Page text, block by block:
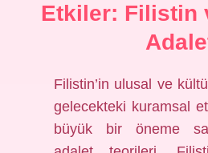
Etkiler: Filistin
Filistin’in ulusal ve
gelecekteki kuramsal
büyük bir öneme